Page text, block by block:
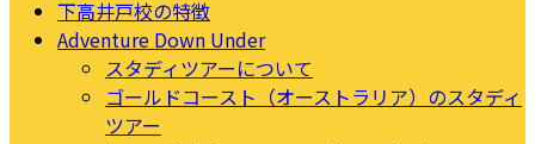
下高井戸校の特徴
Adventure Down Under
スタディツアーについて
ゴールドコースト（オーストラリア）のスタディ
ツアー